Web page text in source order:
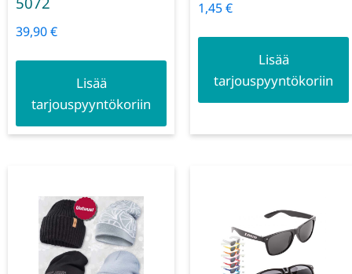
39,90€
Lisää
tarjouspyyntökoriin
1,45€
Lisää
tarjouspyyntökoriin